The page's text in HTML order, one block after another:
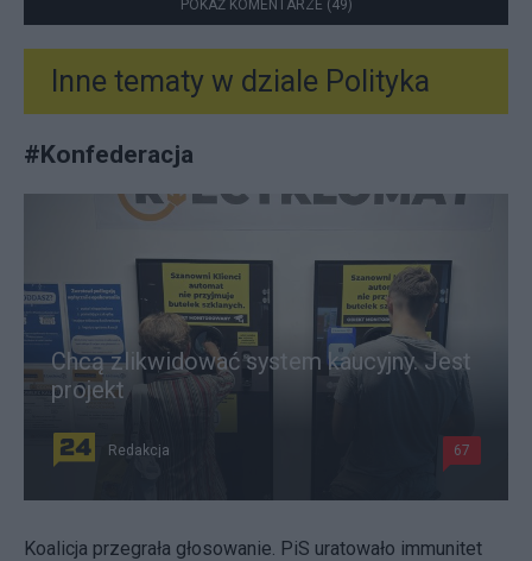
POKAŻ KOMENTARZE (49)
Inne tematy w dziale Polityka
#Konfederacja
Chcą zlikwidować system kaucyjny. Jest
projekt
Redakcja 67
Koalicja przegrała głosowanie. PiS uratowało immunitet